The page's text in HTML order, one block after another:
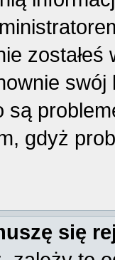
swój
są
gdyż
się